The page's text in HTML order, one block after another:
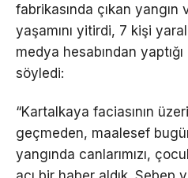
fabrikasında çıkan
yaşamını yitirdi, 7 kişi
medya hesabından
söyledi:
“Kartalkaya faciasının
geçmeden, maalesef
yangında canlarımızı,